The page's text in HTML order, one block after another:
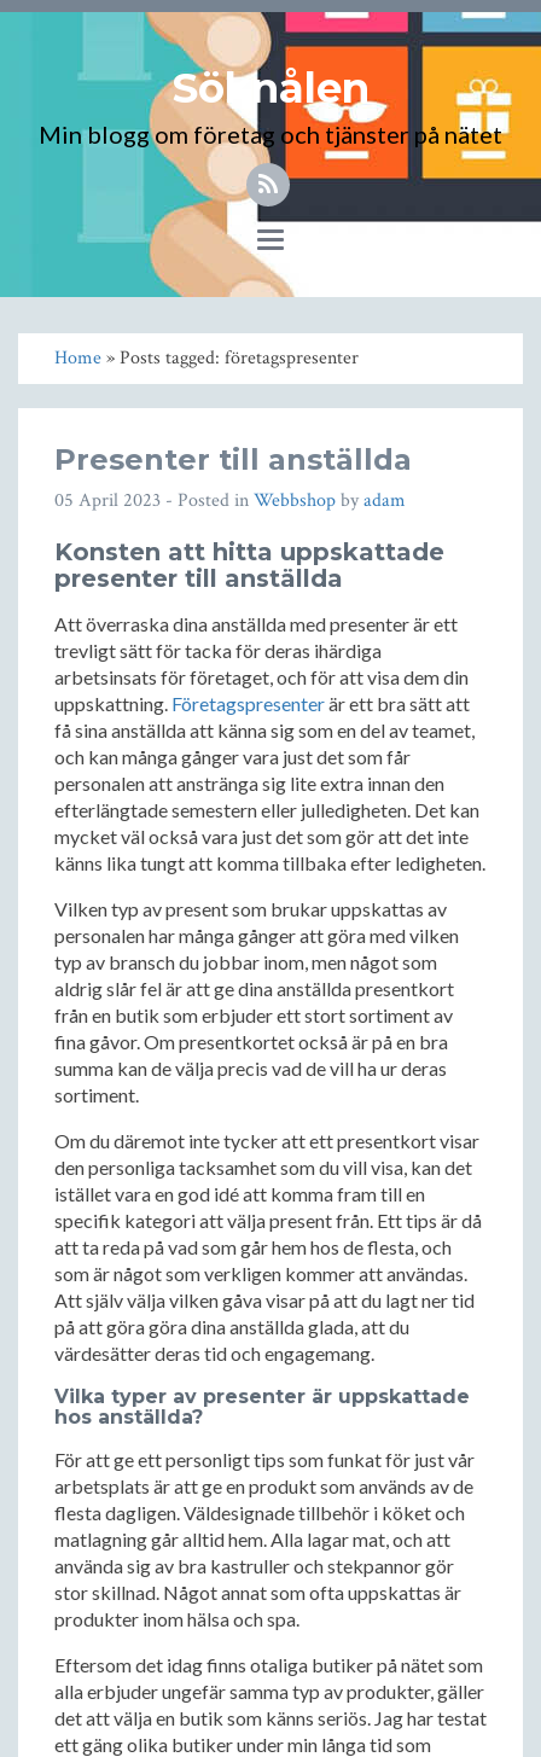
Söknålen
Min blogg om företag och tjänster på nätet
Toggle
navigation
Home» Posts tagged: företagspresenter
Presenter till anställda
05 April 2023 - Posted inWebbshopbyadam
Konsten att hitta uppskattade
presenter till anställda
Att överraska dina anställda med presenter är ett
trevligt sätt för tacka för deras ihärdiga
arbetsinsats för företaget, och för att visa dem din
uppskattning. Företagspresenterär ett bra sätt att
få sina anställda att känna sig som en del av teamet,
och kan många gånger vara just det som får
personalen att anstränga sig lite extra innan den
efterlängtade semestern eller julledigheten. Det kan
mycket väl också vara just det som gör att det inte
känns lika tungt att komma tillbaka efter ledigheten.
Vilken typ av present som brukar uppskattas av
personalen har många gånger att göra med vilken
typ av bransch du jobbar inom, men något som
aldrig slår fel är att ge dina anställda presentkort
från en butik som erbjuder ett stort sortiment av
fina gåvor. Om presentkortet också är på en bra
summa kan de välja precis vad de vill ha ur deras
sortiment.
Om du däremot inte tycker att ett presentkort visar
den personliga tacksamhet som du vill visa, kan det
istället vara en god idé att komma fram till en
specifik kategori att välja present från. Ett tips är då
att ta reda på vad som går hem hos de flesta, och
som är något som verkligen kommer att användas.
Att själv välja vilken gåva visar på att du lagt ner tid
på att göra göra dina anställda glada, att du
värdesätter deras tid och engagemang.
Vilka typer av presenter är uppskattade
hos anställda?
För att ge ett personligt tips som funkat för just vår
arbetsplats är att ge en produkt som används av de
flesta dagligen. Väldesignade tillbehör i köket och
matlagning går alltid hem. Alla lagar mat, och att
använda sig av bra kastruller och stekpannor gör
stor skillnad. Något annat som ofta uppskattas är
produkter inom hälsa och spa.
Eftersom det idag finns otaliga butiker på nätet som
alla erbjuder ungefär samma typ av produkter, gäller
det att välja en butik som känns seriös. Jag har testat
ett gäng olika butiker under min långa tid som